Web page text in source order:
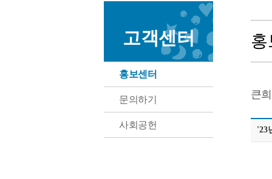
고객센터
홍보센터
문의하기
사회공헌
홍
큰
'23